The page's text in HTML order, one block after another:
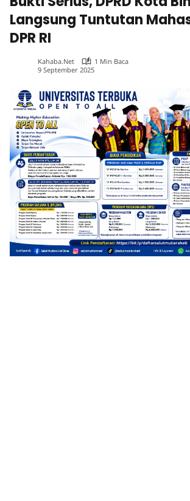
Langsung Tuntutan
DPR RI
Kahaba.net
1 Min Baca
9 September 2025